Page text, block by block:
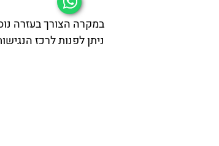
במקרה הצורך בעזרה
ניתן לפנות לרכז